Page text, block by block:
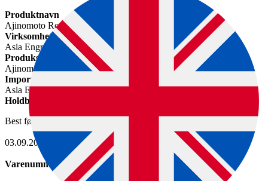
Produktnavn
Ajinomoto Rosdee chicken powder og pork mix powder
Virksomhet som kaller tilbake varen
Asia Engros AS
Produksjonsvirksomhet
Ajinomoto Co. Ltd.
Importør
Asia Engros AS
Holdbarhetsdato
Best før
03.09.2026
Varenummer, for eksempel EAN-nummer